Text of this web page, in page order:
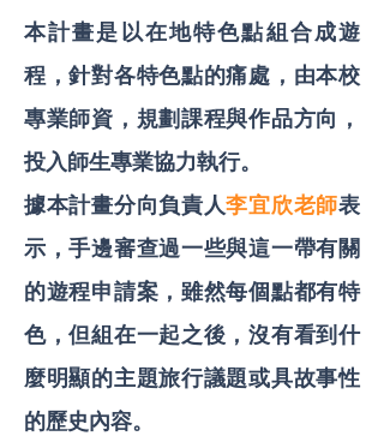
本計畫是以在地特色點組合成遊
程，針對各特色點的痛處，由本校
專業師資，規劃課程與作品方向，
投入師生專業協力執行。
據本計畫分向負責人李宜欣老師表
示，手邊審查過一些與這一帶有關
的遊程申請案，雖然每個點都有特
色，但組在一起之後，沒有看到什
麼明顯的主題旅行議題或具故事性
的歷史內容。